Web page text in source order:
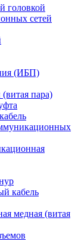
головкой
сетей
(ИБП)
пара)
кабель
медная (витая